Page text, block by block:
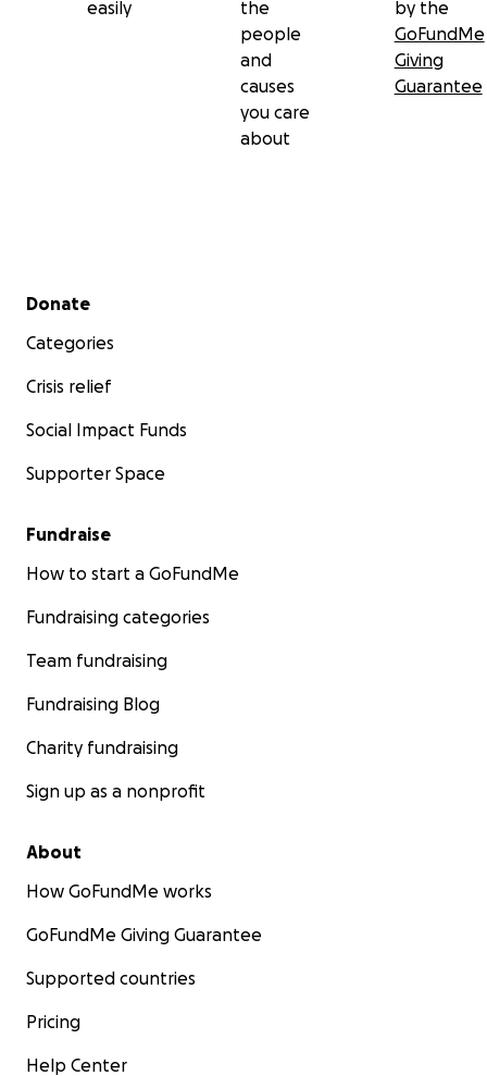
easily
the
people
and
causes
you care
about
by the
GoFundMe
Giving
Guarantee
Secondary menu
Donate
Categories
Crisis relief
Social Impact Funds
Supporter Space
Fundraise
How to start a GoFundMe
Fundraising categories
Team fundraising
Fundraising Blog
Charity fundraising
Sign up as a nonprofit
About
How GoFundMe works
GoFundMe Giving Guarantee
Supported countries
Pricing
Help Center